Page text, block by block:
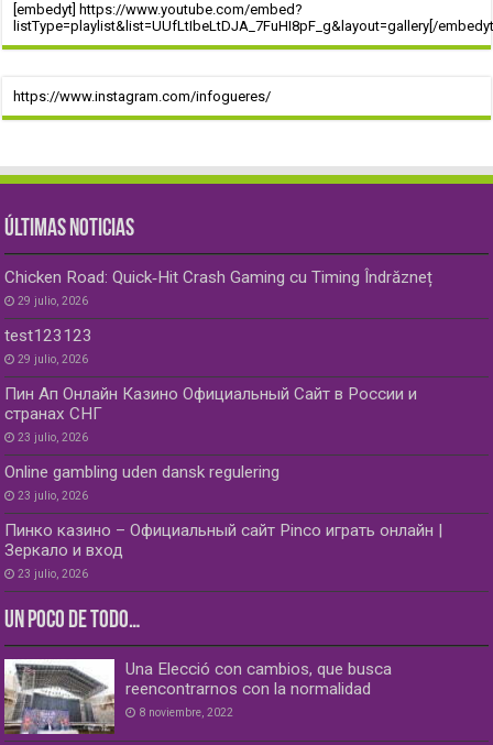
[embedyt] https://www.youtube.com/embed?
listType=playlist&list=UUfLtIbeLtDJA_7FuHI8pF_g&layout=gallery[/
https://www.instagram.com/infogueres/
ÚLTIMAS NOTICIAS
Chicken Road: Quick‑Hit Crash Gaming cu Timing Îndrăzneț
29 julio, 2026
test123123
29 julio, 2026
Пин Ап Онлайн Казино Официальный Сайт в России и
странах СНГ
23 julio, 2026
Online gambling uden dansk regulering
23 julio, 2026
Пинко казино – Официальный сайт Pinco играть онлайн |
Зеркало и вход
23 julio, 2026
UN POCO DE TODO…
Una Elecció con cambios, que busca
reencontrarnos con la normalidad
8 noviembre, 2022